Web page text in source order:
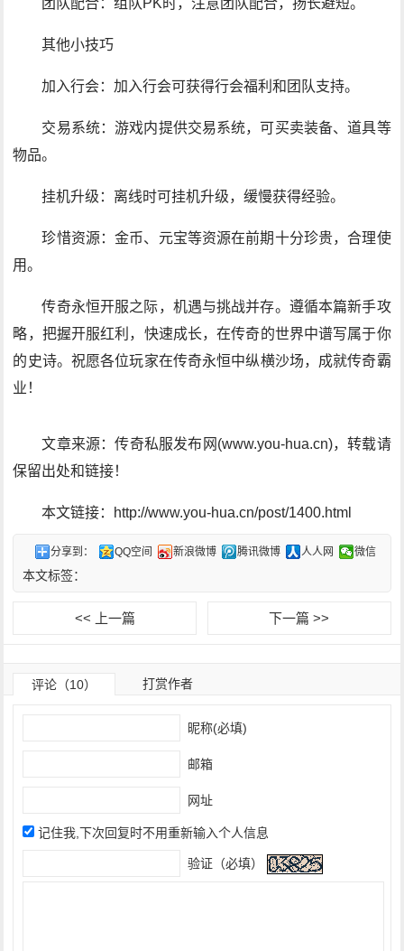
团队配合：组队PK时，注意团队配合，扬长避短。
其他小技巧
加入行会：加入行会可获得行会福利和团队支持。
交易系统：游戏内提供交易系统，可买卖装备、道具等
物品。
挂机升级：离线时可挂机升级，缓慢获得经验。
珍惜资源：金币、元宝等资源在前期十分珍贵，合理使
用。
传奇永恒开服之际，机遇与挑战并存。遵循本篇新手攻
略，把握开服红利，快速成长，在传奇的世界中谱写属于你
的史诗。祝愿各位玩家在传奇永恒中纵横沙场，成就传奇霸
业！
文章来源：传奇私服发布网(www.you-hua.cn)，转载请
保留出处和链接！
本文链接：http://www.you-hua.cn/post/1400.html
分享到： QQ空间 新浪微博 腾讯微博 人人网 微信
本文标签：
<< 上一篇 下一篇 >>
评论（10） 打赏作者
昵称(必填)
邮箱
网址
记住我,下次回复时不用重新输入个人信息
验证（必填）